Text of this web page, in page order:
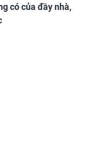
giáp giàu sang bạt
có của đầy nhà,